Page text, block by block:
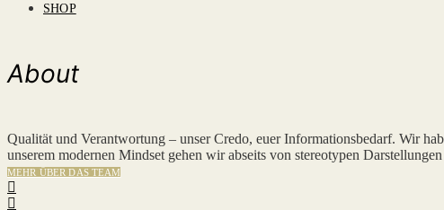
SHOP
About
Qualität und Verantwortung – unser Credo, euer Informationsbedarf. Wir
unserem modernen Mindset gehen wir abseits von stereotypen
MEHR ÜBER DAS TEAM